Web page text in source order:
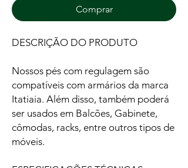
Comprar
DESCRIÇÃO DO PRODUTO
Nossos pés com regulagem são
compatíveis com armários da marca
Itatiaia. Além disso, também poderá
ser usados em Balcões, Gabinete,
cômodas, racks, entre outros tipos de
móveis.